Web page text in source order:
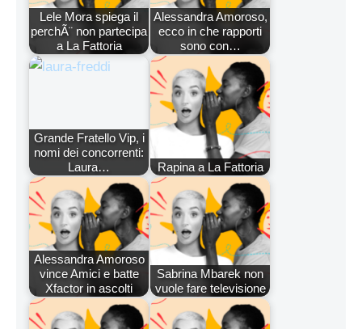
Lele Mora spiega il
perchÃ¨ non partecipa
a La Fattoria
Alessandra Amoroso,
ecco in che rapporti
sono con…
Grande Fratello Vip, i
nomi dei concorrenti:
Laura…
Rapina a La Fattoria
Alessandra Amoroso
vince Amici e batte
Xfactor in ascolti
Sabrina Mbarek non
vuole fare televisione